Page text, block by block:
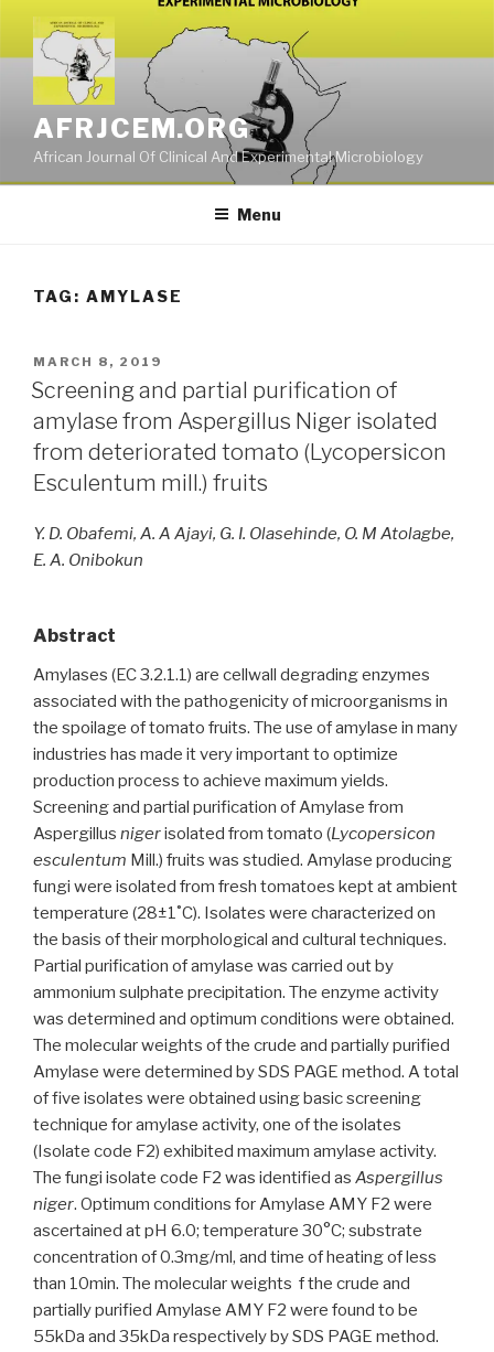
content
AFRJCEM.ORG
African Journal Of Clinical And Experimental Microbiology
Menu
TAG: AMYLASE
POSTED
ON
MARCH 8, 2019
Screening and partial purification of
amylase from Aspergillus Niger isolated
from deteriorated tomato (Lycopersicon
Esculentum mill.) fruits
Y. D. Obafemi, A. A Ajayi, G. I. Olasehinde, O. M Atolagbe,
E. A. Onibokun
Abstract
Amylases (EC 3.2.1.1) are cellwall degrading enzymes
associated with the pathogenicity of microorganisms in
the spoilage of tomato fruits. The use of amylase in many
industries has made it very important to optimize
production process to achieve maximum yields.
Screening and partial purification of Amylase from
Aspergillus nigerisolated from tomato (Lycopersicon
esculentum Mill.) fruits was studied. Amylase producing
fungi were isolated from fresh tomatoes kept at ambient
temperature (28±1˚C). Isolates were characterized on
the basis of their morphological and cultural techniques.
Partial purification of amylase was carried out by
ammonium sulphate precipitation. The enzyme activity
was determined and optimum conditions were obtained.
The molecular weights of the crude and partially purified
Amylase were determined by SDS PAGE method. A total
of five isolates were obtained using basic screening
technique for amylase activity, one of the isolates
(Isolate code F2) exhibited maximum amylase activity.
The fungi isolate code F2 was identified as Aspergillus
niger. Optimum conditions for Amylase AMY F2 were
ascertained at pH 6.0; temperature 30°C; substrate
concentration of 0.3mg/ml, and time of heating of less
than 10min. The molecular weights f the crude and
partially purified Amylase AMY F2 were found to be
55kDa and 35kDa respectively by SDS PAGE method.